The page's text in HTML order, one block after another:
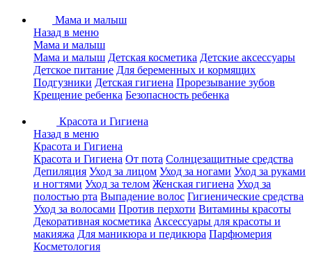
Мама и малыш
Назад в меню
Мама и малыш
Мама и малыш Детская косметика Детские аксессуары
Детское питание Для беременных и кормящих
Подгузники Детская гигиена Прорезывание зубов
Крещение ребенка Безопасность ребенка
Красота и Гигиена
Назад в меню
Красота и Гигиена
Красота и Гигиена От пота Солнцезащитные средства
Депиляция Уход за лицом Уход за ногами Уход за руками
и ногтями Уход за телом Женская гигиена Уход за
полостью рта Выпадение волос Гигиенические средства
Уход за волосами Против перхоти Витамины красоты
Декоративная косметика Аксессуары для красоты и
макияжа Для маникюра и педикюра Парфюмерия
Косметология